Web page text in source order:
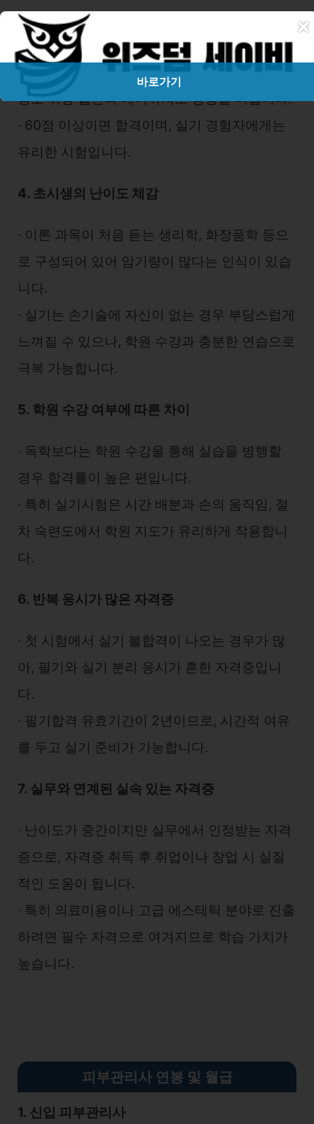
∙ 실기시험은 실제 작업형으로 진행되며, 관리
순서, 위생, 테크닉 정확도 등을 평가합니다.
∙ 손기술이 중요한 만큼 반복 연습이 필수이며,
평소 위생 습관과 매너까지도 영향을 미칩니다.
∙ 60점 이상이면 합격이며, 실기 경험자에게는
유리한 시험입니다.
4. 초시생의 난이도 체감
∙ 이론 과목이 처음 듣는 생리학, 화장품학 등으
로 구성되어 있어 암기량이 많다는 인식이 있습
니다.
∙ 실기는 손기술에 자신이 없는 경우 부담스럽게
느껴질 수 있으나, 학원 수강과 충분한 연습으로
극복 가능합니다.
5. 학원 수강 여부에 따른 차이
∙ 독학보다는 학원 수강을 통해 실습을 병행할
경우 합격률이 높은 편입니다.
∙ 특히 실기시험은 시간 배분과 손의 움직임, 절
차 숙련도에서 학원 지도가 유리하게 작용합니
다.
6. 반복 응시가 많은 자격증
∙ 첫 시험에서 실기 불합격이 나오는 경우가 많
아, 필기와 실기 분리 응시가 흔한 자격증입니
다.
∙ 필기합격 유효기간이 2년이므로, 시간적 여유
를 두고 실기 준비가 가능합니다.
7. 실무와 연계된 실속 있는 자격증
∙ 난이도가 중간이지만 실무에서 인정받는 자격
증으로, 자격증 취득 후 취업이나 창업 시 실질
적인 도움이 됩니다.
∙ 특히 의료미용이나 고급 에스테틱 분야로 진출
하려면 필수 자격으로 여겨지므로 학습 가치가
높습니다.
피부관리사 연봉 및 월급
1. 신입 피부관리사
×
바로가기